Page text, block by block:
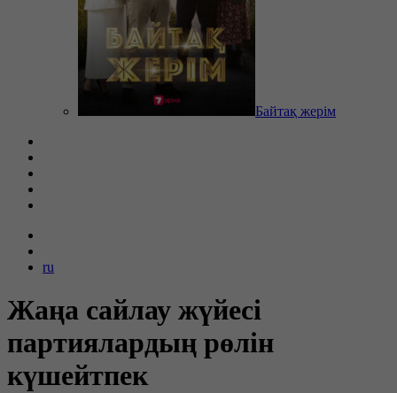
Байтақ жерім
ru
Жаңа сайлау жүйесі
партиялардың рөлін
күшейтпек